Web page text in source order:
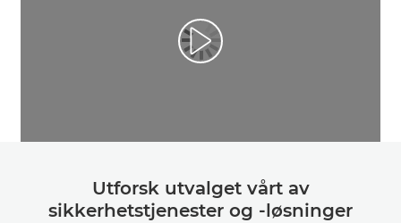
Utforsk utvalget vårt av
sikkerhetstjenester og -løsninger